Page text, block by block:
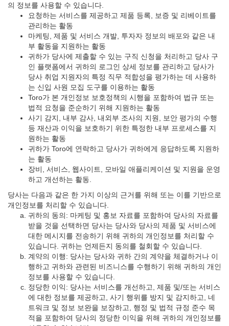
의 정보를 사용할 수 있습니다.
요청하는 서비스를 제공하고 제품 등록, 보증 및 리베이트를
관리하는 활동
마케팅, 제품 및 서비스 개발, 투자자 정보의 배포와 같은 내
부 활동을 지원하는 활동
귀하가 당사에 제출할 수 있는 구직 신청을 처리하고 당사 구
인 플랫폼에서 귀하의 로그인 상세 정보를 관리하고 당사가
당사 취업 지원자의 특정 직무 적합성을 평가하는 데 사용하
는 신입 사원 모집 도구를 이용하는 활동
Toro가 본 개인정보 보호정책의 시행을 포함하여 법규 또는
법적 요청을 준순하기 위해 지원하는 활동
사기 감지, 내부 감사, 내외부 조사의 지원, 보안 평가의 수행
등 재산과 이익을 보호하기 위한 특정한 내부 프로세스를 지
원하는 활동
귀하가 Toro에 연락하고 당사가 귀하에게 응답하도록 지원하
는 활동
장비, 서비스, 웹사이트, 모바일 애플리케이션 및 지원을 운영
하고 개선하는 활동.
당사는 다음과 같은 한 가지 이상의 근거를 위해 또는 이를 기반으로
개인정보를 처리할 수 있습니다.
귀하의 동의: 마케팅 및 홍보 자료를 포함하여 당사의 자료를
받을 것을 선택하면 당사는 당사와 당사의 제품 및 서비스에
대한 메시지를 전송하기 위해 귀하의 개인정보를 처리할 수
있습니다. 귀하는 언제든지 동의를 철회할 수 있습니다.
계약의 이행: 당사는 당사와 귀하 간의 계약을 체결하거나 이
행하고 귀하와 관련된 비즈니스를 수행하기 위해 귀하의 개인
정보를 사용할 수 있습니다.
정당한 이익: 당사는 서비스를 개선하고, 제품 및/또는 서비스
에 대한 정보를 제공하고, 사기 행위를 방지 및 감지하고, 네
트워크 및 정보 보완을 보장하고, 행정 및 법적 규정 준수 목
적을 포함하여 당사의 정당한 이익을 위해 귀하의 개인정보를